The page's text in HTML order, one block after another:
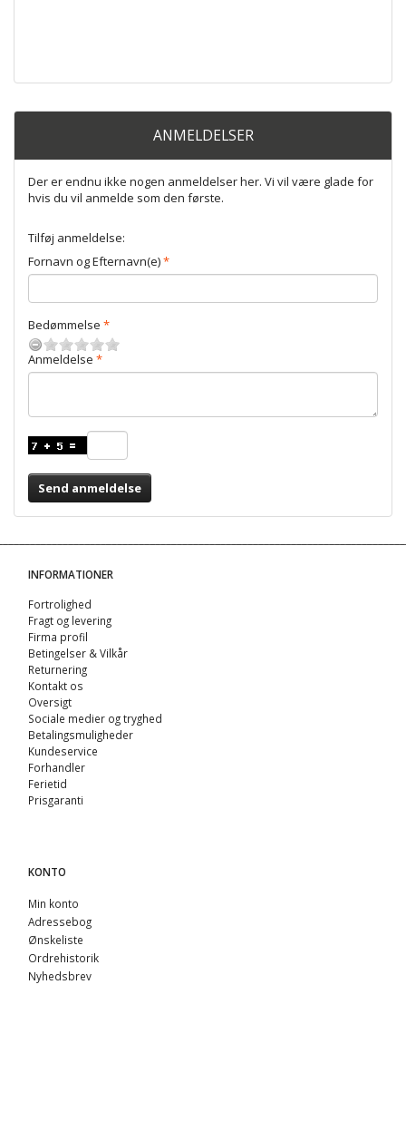
ANMELDELSER
Der er endnu ikke nogen anmeldelser her. Vi vil være glade for
hvis du vil anmelde som den første.
Tilføj anmeldelse:
Fornavn og Efternavn(e)
Bedømmelse
Anmeldelse
Send anmeldelse
INFORMATIONER
Fortrolighed
Fragt og levering
Firma profil
Betingelser & Vilkår
Returnering
Kontakt os
Oversigt
Sociale medier og tryghed
Betalingsmuligheder
Kundeservice
Forhandler
Ferietid
Prisgaranti
KONTO
Min konto
Adressebog
Ønskeliste
Ordrehistorik
Nyhedsbrev